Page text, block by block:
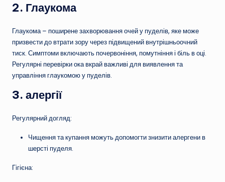
2. Глаукома
Глаукома – поширене захворювання очей у пуделів, яке може
призвести до втрати зору через підвищений внутрішньоочний
тиск. Симптоми включають почервоніння, помутніння і біль в оці.
Регулярні перевірки ока вкрай важливі для виявлення та
управління глаукомою у пуделів.
3. алергії
Регулярний догляд:
Чищення та купання можуть допомогти знизити алергени в
шерсті пуделя.
Гігієна: